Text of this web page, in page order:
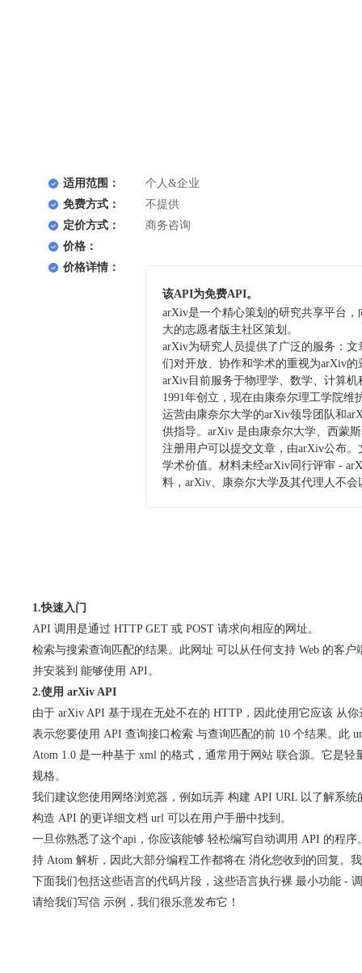
适用范围：
个人&企业
免费方式：
不提供
定价方式：
商务咨询
价格：
价格详情：
该API为免费API。
arXiv是一个精心策划的研究共享平台
大的志愿者版主社区策划。
arXiv为研究人员提供了广泛的服务：
们对开放、协作和学术的重视为arXiv
arXiv目前服务于物理学、数学、计算
1991年创立，现在由康奈尔理工学院维
运营由康奈尔大学的arXiv领导团队和
供指导。arXiv 是由康奈尔大学、西蒙
注册用户可以提交文章，由arXiv公布
学术价值。材料未经arXiv同行评审 -
料，arXiv、康奈尔大学及其代理人不
1.快速入门
API 调用是通过 HTTP GET 或 POST 请求向相应的网址。
检索与搜索查询匹配的结果。此网址 可以从任何支持 Web 的客
并安装到 能够使用 API。
2.使用 arXiv API
由于 arXiv API 基于现在无处不在的 HTTP，因此使用它应该 从
表示您要使用 API 查询接口检索 与查询匹配的前 10 个结果。此
Atom 1.0 是一种基于 xml 的格式，通常用于网站 联合源。它是
规格。
我们建议您使用网络浏览器，例如玩弄 构建 API URL 以了解系
构造 API 的更详细文档 url 可以在用户手册中找到。
一旦你熟悉了这个api，你应该能够 轻松编写自动调用 API 的程
持 Atom 解析，因此大部分编程工作都将在 消化您收到的回复。
下面我们包括这些语言的代码片段，这些语言执行裸 最小功能 -
请给我们写信 示例，我们很乐意发布它！